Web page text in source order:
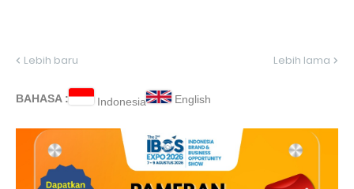
Lebih baru Lebih lama
BAHASA : Indonesia English